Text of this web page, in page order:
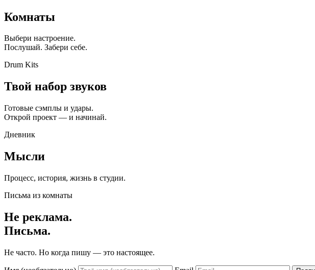
Комнаты
Выбери настроение.
Послушай. Забери себе.
Drum Kits
Твой набор звуков
Готовые сэмплы и удары.
Открой проект — и начинай.
Дневник
Мысли
Процесс, история, жизнь в студии.
Письма из комнаты
Не реклама.
Письма.
Не часто. Но когда пишу — это настоящее.